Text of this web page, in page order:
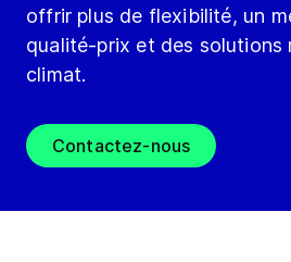
offrir plus de flexibilité, un
qualité-prix et des solutions
climat.
Contactez-nous